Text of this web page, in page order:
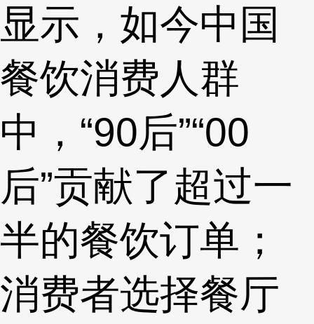
显示，如今中国
餐饮消费人群
中，“90后”“00
后”贡献了超过一
半的餐饮订单；
消费者选择餐厅